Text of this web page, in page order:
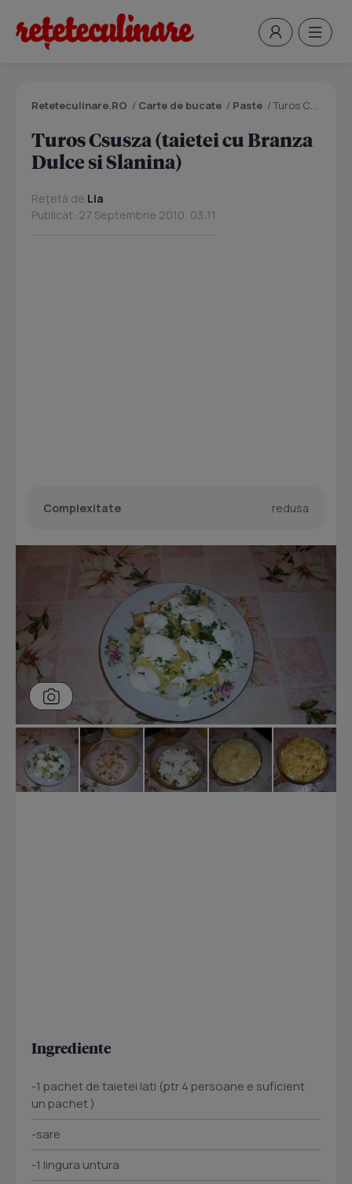
Reteteculinare.RO / Carte de bucate / Paste /Turos Csusza (taietei cu Branza Dulce si Slanina)
Turos Csusza (taietei cu Branza
Dulce si Slanina)
Rețetă de Lia
Publicat: 27 Septembrie 2010, 03:11
Complexitate redusa
Ingrediente
-1 pachet de taietei lati (ptr 4 persoane e suficient
un pachet )
-sare
-1 lingura untura